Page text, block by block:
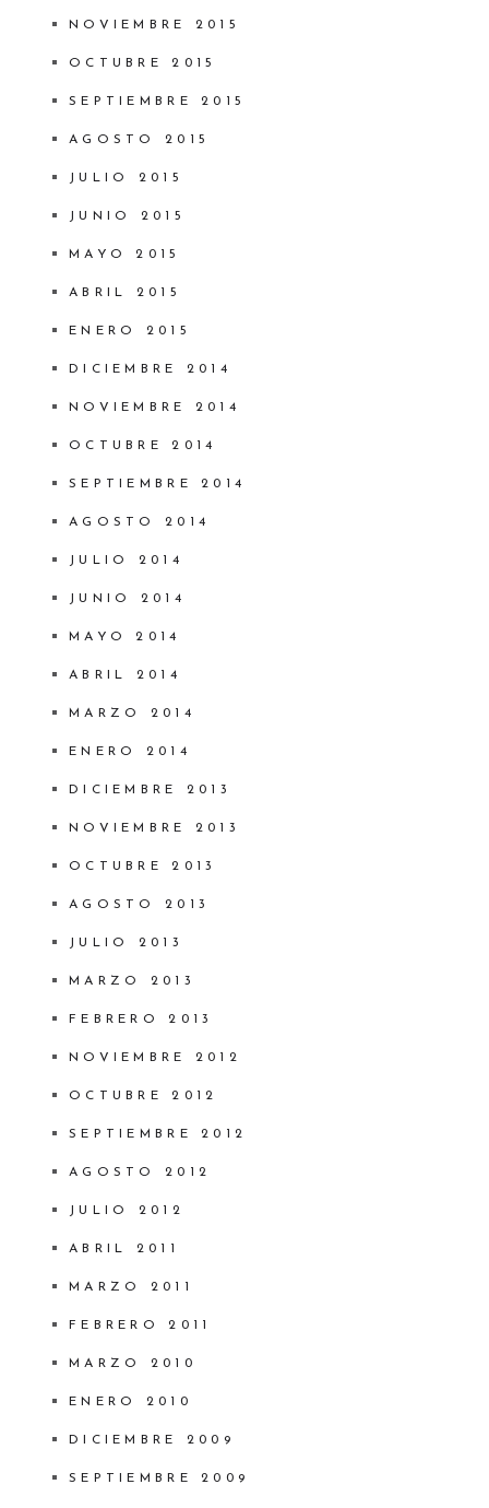
NOVIEMBRE 2015
OCTUBRE 2015
SEPTIEMBRE 2015
AGOSTO 2015
JULIO 2015
JUNIO 2015
MAYO 2015
ABRIL 2015
ENERO 2015
DICIEMBRE 2014
NOVIEMBRE 2014
OCTUBRE 2014
SEPTIEMBRE 2014
AGOSTO 2014
JULIO 2014
JUNIO 2014
MAYO 2014
ABRIL 2014
MARZO 2014
ENERO 2014
DICIEMBRE 2013
NOVIEMBRE 2013
OCTUBRE 2013
AGOSTO 2013
JULIO 2013
MARZO 2013
FEBRERO 2013
NOVIEMBRE 2012
OCTUBRE 2012
SEPTIEMBRE 2012
AGOSTO 2012
JULIO 2012
ABRIL 2011
MARZO 2011
FEBRERO 2011
MARZO 2010
ENERO 2010
DICIEMBRE 2009
SEPTIEMBRE 2009